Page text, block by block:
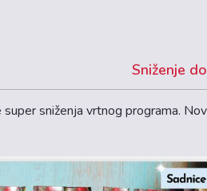
Sniženje
sniženja vrtnog programa.